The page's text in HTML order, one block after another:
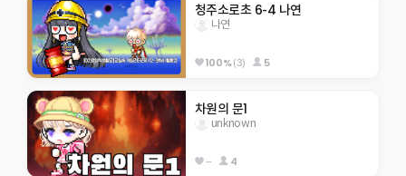
청주소로초 6-4 나연
나연
100%(3) 5
차원의 문1
unknown
-- 4